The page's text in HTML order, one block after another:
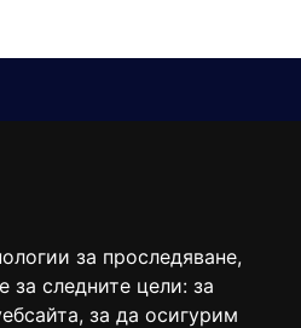
за проследяване,
за следните цели: за
, за да осигурим